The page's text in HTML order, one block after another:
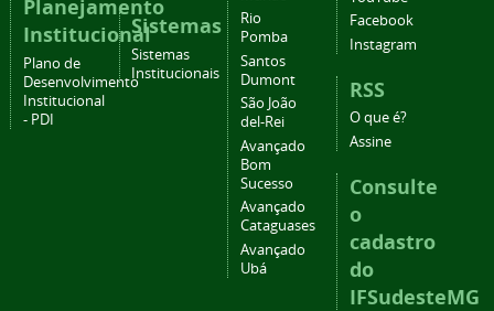
Planejamento
Institucional
Plano de
Desenvolvimento
Institucional
- PDI
Sistemas
Sistemas
Institucionais
Rio
Pomba
Santos
Dumont
São João
del-Rei
Avançado
Bom
Sucesso
Avançado
Cataguases
Avançado
Ubá
Facebook
Instagram
RSS
O que é?
Assine
Consulte
o
cadastro
do
IFSudesteMG